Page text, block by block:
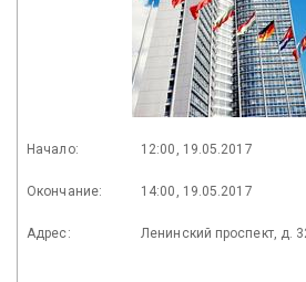
Начало: 12:00, 19.05.2017
Окончание: 14:00, 19.05.2017
Адрес: Ленинский проспект, д.